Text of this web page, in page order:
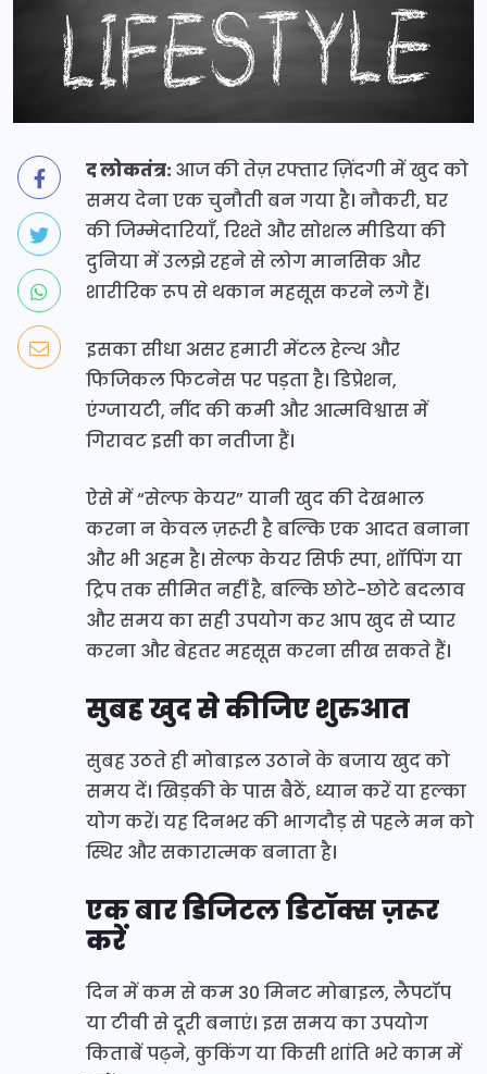
द लोकतंत्र:आज की तेज़ रफ्तार ज़िंदगी में खुद को
समय देना एक चुनौती बन गया है। नौकरी, घर
की जिम्मेदारियाँ, रिश्ते और सोशल मीडिया की
दुनिया में उलझे रहने से लोग मानसिक और
शारीरिक रूप से थकान महसूस करने लगे हैं।
इसका सीधा असर हमारी मेंटल हेल्थ और
फिजिकल फिटनेस पर पड़ता है। डिप्रेशन,
एंग्जायटी, नींद की कमी और आत्मविश्वास में
गिरावट इसी का नतीजा हैं।
ऐसे में “सेल्फ केयर” यानी खुद की देखभाल
करना न केवल ज़रूरी है बल्कि एक आदत बनाना
और भी अहम है। सेल्फ केयर सिर्फ स्पा, शॉपिंग या
ट्रिप तक सीमित नहीं है, बल्कि छोटे-छोटे बदलाव
और समय का सही उपयोग कर आप खुद से प्यार
करना और बेहतर महसूस करना सीख सकते हैं।
सुबह खुद से कीजिए शुरुआत
सुबह उठते ही मोबाइल उठाने के बजाय खुद को
समय दें। खिड़की के पास बैठें, ध्यान करें या हल्का
योग करें। यह दिनभर की भागदौड़ से पहले मन को
स्थिर और सकारात्मक बनाता है।
एक बार डिजिटल डिटॉक्स ज़रूर
करें
दिन में कम से कम 30 मिनट मोबाइल, लैपटॉप
या टीवी से दूरी बनाएं। इस समय का उपयोग
किताबें पढ़ने, कुकिंग या किसी शांति भरे काम में